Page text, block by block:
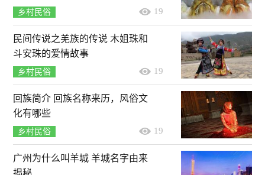
乡村民俗 19
民间传说之羌族的传说 木姐珠和
斗安珠的爱情故事
乡村民俗 19
回族简介 回族名称来历，风俗文
化有哪些
乡村民俗 19
广州为什么叫羊城 羊城名字由来